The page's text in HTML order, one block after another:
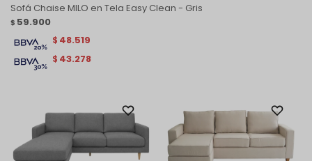
Sofá Chaise MILO en Tela Easy Clean - Gris
$ 59.900
$ 43.278
$ 48.519